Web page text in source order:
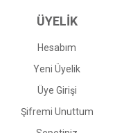
ÜYELİK
Hesabım
Yeni Üyelik
Üye Girişi
Şifremi Unuttum